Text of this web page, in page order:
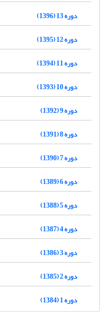
دوره 13 (1396)
دوره 12 (1395)
دوره 11 (1394)
دوره 10 (1393)
دوره 9 (1392)
دوره 8 (1391)
دوره 7 (1390)
دوره 6 (1389)
دوره 5 (1388)
دوره 4 (1387)
دوره 3 (1386)
دوره 2 (1385)
دوره 1 (1384)